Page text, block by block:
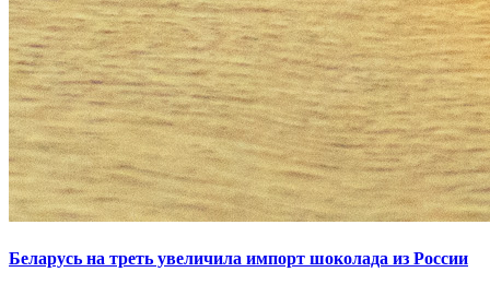
Беларусь на треть увеличила импорт шоколада из России